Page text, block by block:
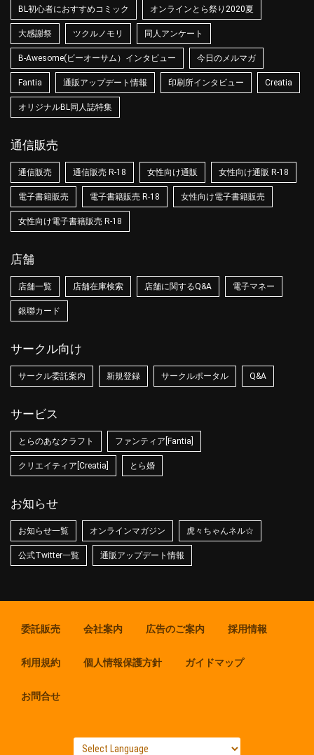
BL初心者におすすめコミック オンラインとら祭り2020夏
大感謝祭 ツクルノモリ 同人アンケート
B-Awesome(ビーオーサム）インタビュー 今日のメルマガ
Fantia 通販アップデート情報 印刷所インタビュー Creatia
オリジナルBL同人誌特集
通信販売
通信販売 通信販売 R-18 女性向け通販 女性向け通販 R-18
電子書籍販売 電子書籍販売 R-18 女性向け電子書籍販売
女性向け電子書籍販売 R-18
店舗
店舗一覧 店舗在庫検索 店舗に関するQ&A 電子マネー
銀聯カード
サークル向け
サークル委託案内 新規登録 サークルポータル Q&A
サービス
とらのあなクラフト ファンティア[Fantia]
クリエイティア[Creatia] とら婚
お知らせ
お知らせ一覧 オンラインマガジン 虎々ちゃんネル☆
公式Twitter一覧 通販アップデート情報
委託販売 会社案内 広告のご案内 採用情報
利用規約 個人情報保護方針 ガイドマップ
お問合せ